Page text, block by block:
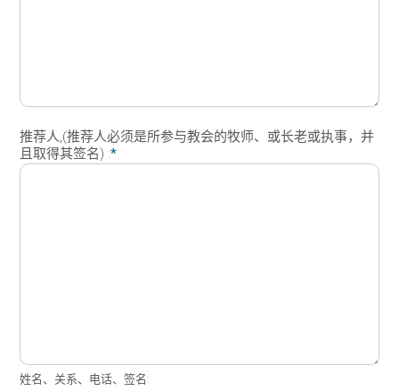
推荐人,(推荐人必须是所参与教会的牧师、或长老或执事，并
且取得其签名) :*
姓名、关系、电话、签名: